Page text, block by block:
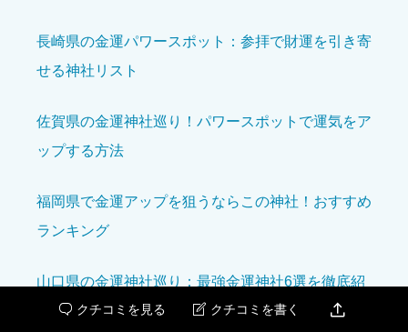
星の数をお選びください
星の数をお選びください  
長崎県の金運パワースポット：参拝で財運を引き寄
せる神社リスト
佐賀県の金運神社巡り！パワースポットで運気をア
ップする方法
福岡県で金運アップを狙うならこの神社！おすすめ
ランキング
山口県の金運神社巡り：最強金運神社6選を徹底紹
 クチコミを見る  クチコミを書く 